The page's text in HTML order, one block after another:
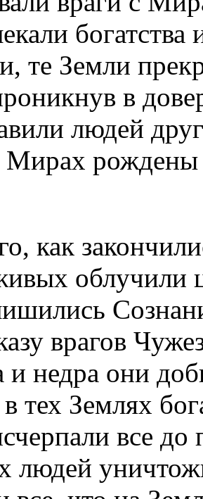
богатства
те Земли
в
людей
Мирах
как
облучили
врагов
и недра они
тех Землях
все до
людей